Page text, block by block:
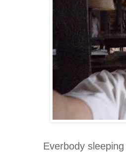
Everbody